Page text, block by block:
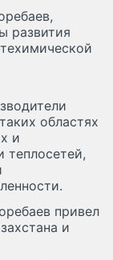
развития
областях
и
теплосетей,
привел
и